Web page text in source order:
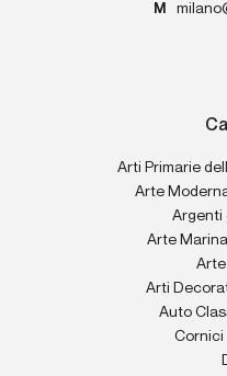
M
Arti Primarie
Arte
Argenti
Arte
Arti
Auto
Cornici